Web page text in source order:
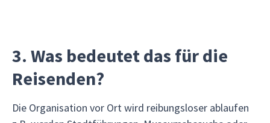
3. Was bedeutet das für die
Reisenden?
Die Organisation vor Ort wird reibungsloser ablaufen